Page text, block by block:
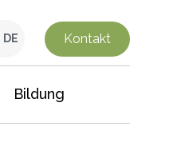
DE Kontakt
Bildung